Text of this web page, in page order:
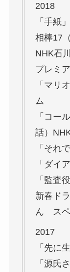
2018
「手紙
相棒17
NHK石
プレミ
「マリ
ム
「コー
話）
「それ
「ダイ
「監査
新春ド
ん スペ
2017
「先に
「源氏